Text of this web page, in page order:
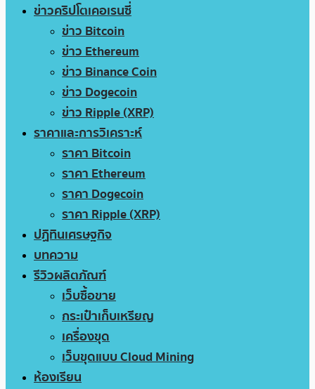
ข่าวคริปโตเคอเรนซี่
ข่าว Bitcoin
ข่าว Ethereum
ข่าว Binance Coin
ข่าว Dogecoin
ข่าว Ripple (XRP)
ราคาและการวิเคราะห์
ราคา Bitcoin
ราคา Ethereum
ราคา Dogecoin
ราคา Ripple (XRP)
ปฏิทินเศรษฐกิจ
บทความ
รีวิวผลิตภัณฑ์
เว็บซื้อขาย
กระเป๋าเก็บเหรียญ
เครื่องขุด
เว็บขุดแบบ Cloud Mining
ห้องเรียน